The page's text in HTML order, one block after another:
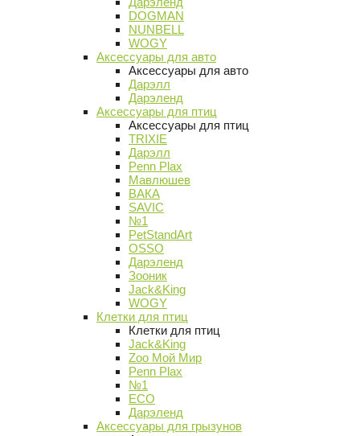
DOGMAN
NUNBELL
WOGY
Аксессуары для авто
Аксессуары для авто
Дарэлл
Дарэленд
Аксессуары для птиц
Аксессуары для птиц
TRIXIE
Дарэлл
Penn Plax
Мавлюшев
ВАКА
SAVIC
№1
PetStandArt
OSSO
Дарэленд
Зооник
Jack&King
WOGY
Клетки для птиц
Клетки для птиц
Jack&King
Zoo Мой Мир
Penn Plax
№1
ECO
Дарэленд
Аксессуары для грызунов